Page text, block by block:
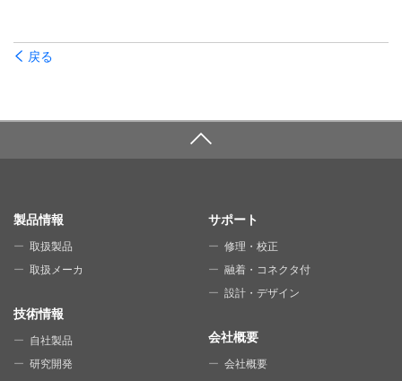
戻る
SITE MAP
製品情報
取扱製品
取扱メーカ
技術情報
自社製品
研究開発
サポート
修理・校正
融着・コネクタ付
設計・デザイン
会社概要
会社概要